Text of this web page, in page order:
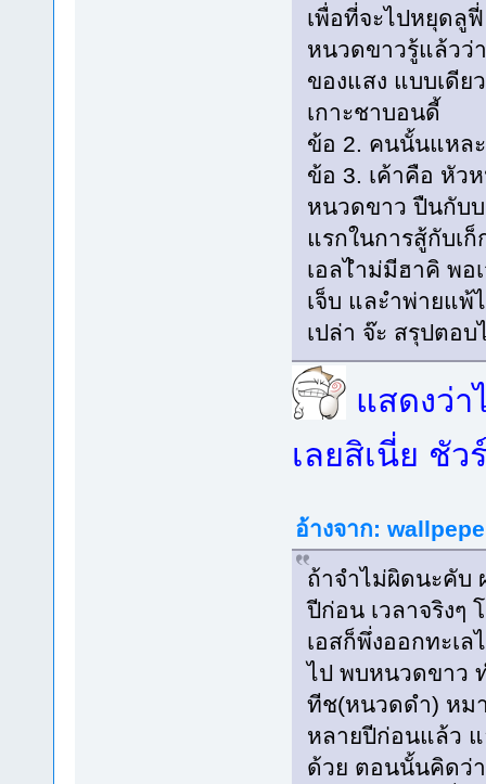
เพื่อที่จะไปหยุดลู
หนวดขาวรู้แล้วว่
ของแสง แบบเดีย
เกาะชาบอนดี้
ข้อ 2. คนนั้นแหล
ข้อ 3. เค้าคือ หัว
หนวดขาว ปืนกับบ
แรกในการสู้กับเ
เอลไำม่มีฮาคิ พอ
เจ็บ และำพ่ายแพ้
เปล่า จ๊ะ สรุปตอบ
แสดงว่า
เลยสิเนี่ย ชั
อ้างจาก:
ถ้าจำไม่ผิดนะคับ
ปีก่อน เวลาจริงๆ
เอสก็พึ่งออกทะเ
ไป พบหนวดขาว
ทีช(หนวดดำ) หม
หลายปีก่อนแล้ว
ด้วย ตอนนั้นคิดว่า